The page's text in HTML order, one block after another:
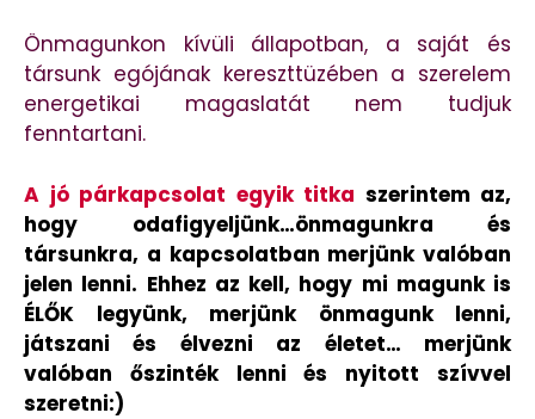
Önmagunkon kívüli állapotban, a saját és
társunk egójának kereszttüzében a szerelem
energetikai magaslatát nem tudjuk
fenntartani.
A jó párkapcsolat egyik titka szerintem az,
hogy odafigyeljünk…önmagunkra és
társunkra, a kapcsolatban merjünk valóban
jelen lenni. Ehhez az kell, hogy mi magunk is
ÉLŐK legyünk, merjünk önmagunk lenni,
játszani és élvezni az életet… merjünk
valóban őszinték lenni és nyitott szívvel
szeretni:)